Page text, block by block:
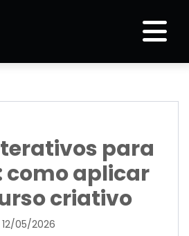
para
como aplicar
criativo
12/05/2026